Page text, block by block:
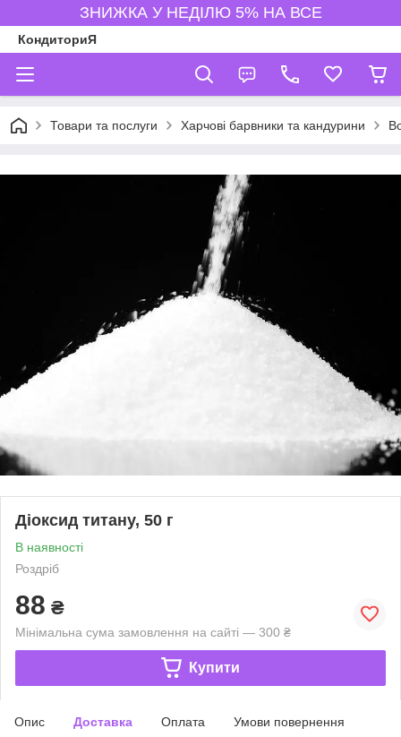
ЗНИЖКА У НЕДІЛЮ 5% НА ВСЕ
КондиториЯ
Товари та послуги Харчові барвники та кандурини
Діоксид титану, 50 г
В наявності
Роздріб
88 ₴
Мінімальна сума замовлення на сайті — 300 ₴
Купити
Опис Доставка Оплата Умови повернення